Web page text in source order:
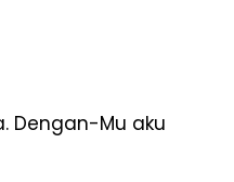
Dengan-Mu aku